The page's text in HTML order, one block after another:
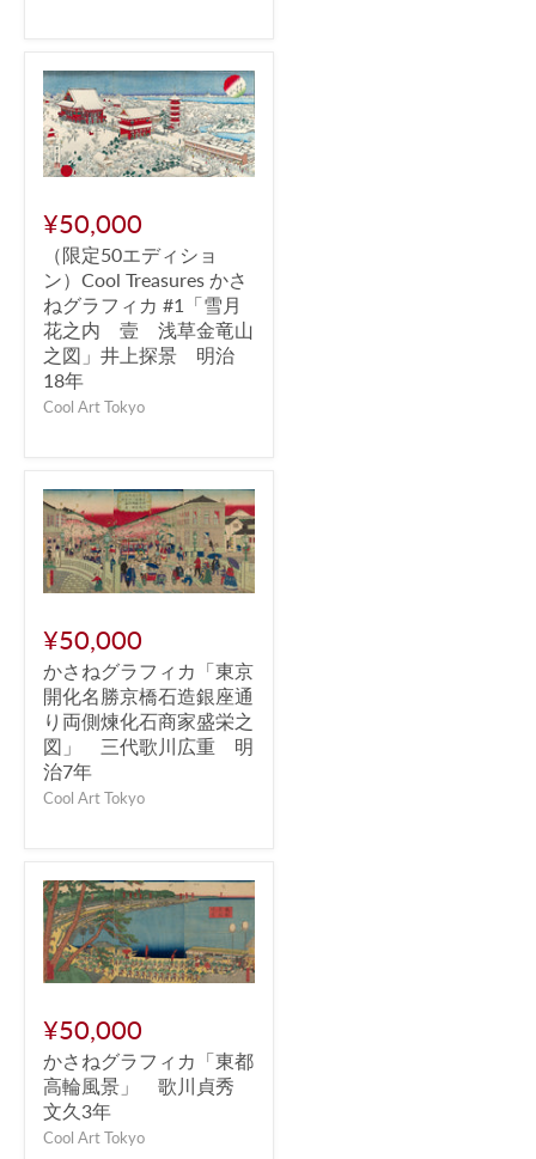
¥50,000
（限定50エディショ
ン）Cool Treasures かさ
ねグラフィカ #1「雪月
花之内 壹 浅草金竜山
之図」井上探景 明治
18年
Cool Art Tokyo
¥50,000
かさねグラフィカ「東京
開化名勝京橋石造銀座通
り両側煉化石商家盛栄之
図」 三代歌川広重 明
治7年
Cool Art Tokyo
¥50,000
かさねグラフィカ「東都
高輪風景」 歌川貞秀
文久3年
Cool Art Tokyo